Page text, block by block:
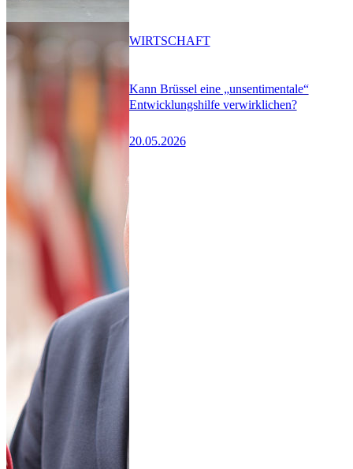
Kann Brüssel eine „unsentimentale“
Entwicklungshilfe verwirklichen?
20.05.2026
WIRTSCHAFT